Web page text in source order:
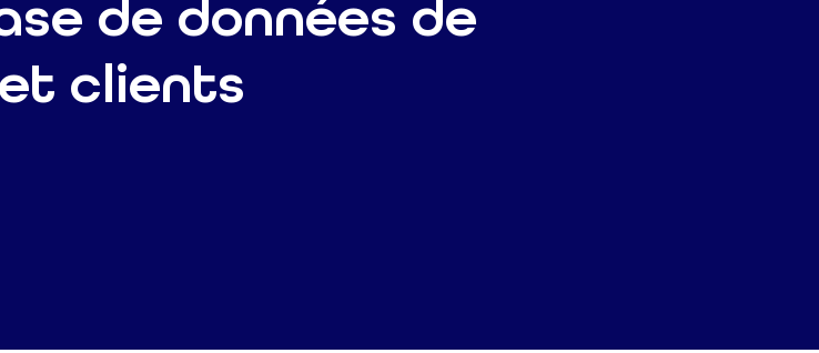
de données de
clients